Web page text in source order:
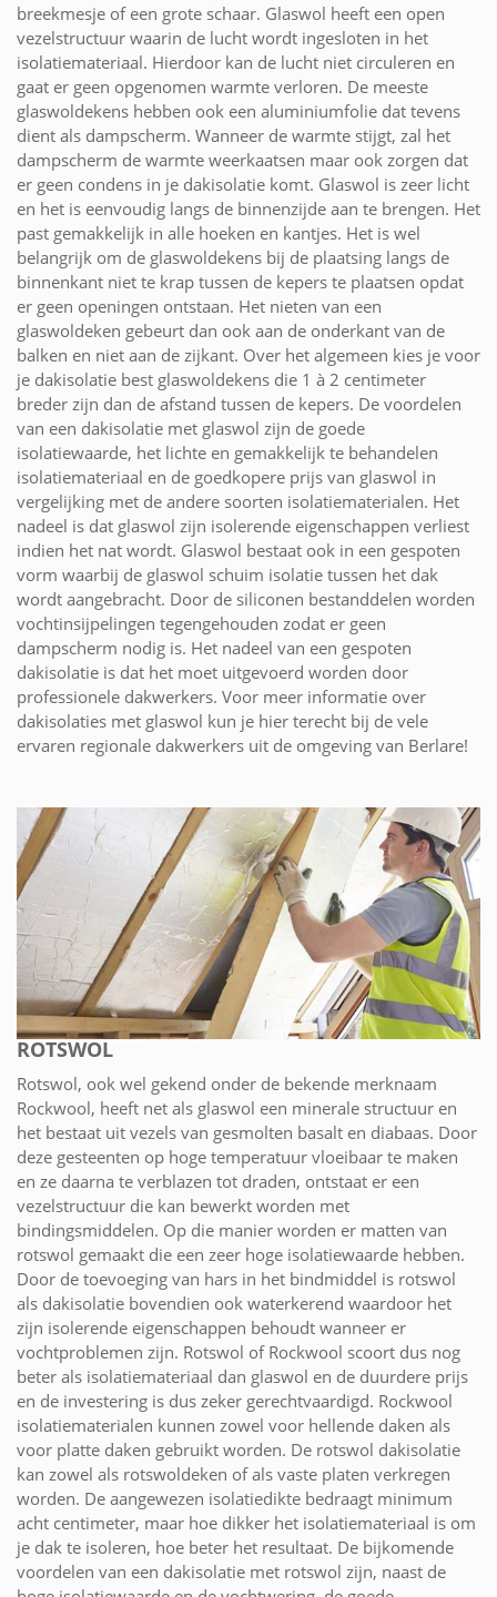
breekmesje of een grote schaar. Glaswol heeft een open
vezelstructuur waarin de lucht wordt ingesloten in het
isolatiemateriaal. Hierdoor kan de lucht niet circuleren en
gaat er geen opgenomen warmte verloren. De meeste
glaswoldekens hebben ook een aluminiumfolie dat tevens
dient als dampscherm. Wanneer de warmte stijgt, zal het
dampscherm de warmte weerkaatsen maar ook zorgen dat
er geen condens in je dakisolatie komt. Glaswol is zeer licht
en het is eenvoudig langs de binnenzijde aan te brengen. Het
past gemakkelijk in alle hoeken en kantjes. Het is wel
belangrijk om de glaswoldekens bij de plaatsing langs de
binnenkant niet te krap tussen de kepers te plaatsen opdat
er geen openingen ontstaan. Het nieten van een
glaswoldeken gebeurt dan ook aan de onderkant van de
balken en niet aan de zijkant. Over het algemeen kies je voor
je dakisolatie best glaswoldekens die 1 à 2 centimeter
breder zijn dan de afstand tussen de kepers. De voordelen
van een dakisolatie met glaswol zijn de goede
isolatiewaarde, het lichte en gemakkelijk te behandelen
isolatiemateriaal en de goedkopere prijs van glaswol in
vergelijking met de andere soorten isolatiematerialen. Het
nadeel is dat glaswol zijn isolerende eigenschappen verliest
indien het nat wordt. Glaswol bestaat ook in een gespoten
vorm waarbij de glaswol schuim isolatie tussen het dak
wordt aangebracht. Door de siliconen bestanddelen worden
vochtinsijpelingen tegengehouden zodat er geen
dampscherm nodig is. Het nadeel van een gespoten
dakisolatie is dat het moet uitgevoerd worden door
professionele dakwerkers. Voor meer informatie over
dakisolaties met glaswol kun je hier terecht bij de vele
ervaren regionale dakwerkers uit de omgeving van Berlare!
ROTSWOL
Rotswol, ook wel gekend onder de bekende merknaam
Rockwool, heeft net als glaswol een minerale structuur en
het bestaat uit vezels van gesmolten basalt en diabaas. Door
deze gesteenten op hoge temperatuur vloeibaar te maken
en ze daarna te verblazen tot draden, ontstaat er een
vezelstructuur die kan bewerkt worden met
bindingsmiddelen. Op die manier worden er matten van
rotswol gemaakt die een zeer hoge isolatiewaarde hebben.
Door de toevoeging van hars in het bindmiddel is rotswol
als dakisolatie bovendien ook waterkerend waardoor het
zijn isolerende eigenschappen behoudt wanneer er
vochtproblemen zijn. Rotswol of Rockwool scoort dus nog
beter als isolatiemateriaal dan glaswol en de duurdere prijs
en de investering is dus zeker gerechtvaardigd. Rockwool
isolatiematerialen kunnen zowel voor hellende daken als
voor platte daken gebruikt worden. De rotswol dakisolatie
kan zowel als rotswoldeken of als vaste platen verkregen
worden. De aangewezen isolatiedikte bedraagt minimum
acht centimeter, maar hoe dikker het isolatiemateriaal is om
je dak te isoleren, hoe beter het resultaat. De bijkomende
voordelen van een dakisolatie met rotswol zijn, naast de